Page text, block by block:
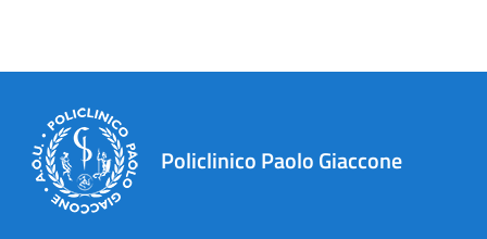
Policlinico Paolo Giaccone